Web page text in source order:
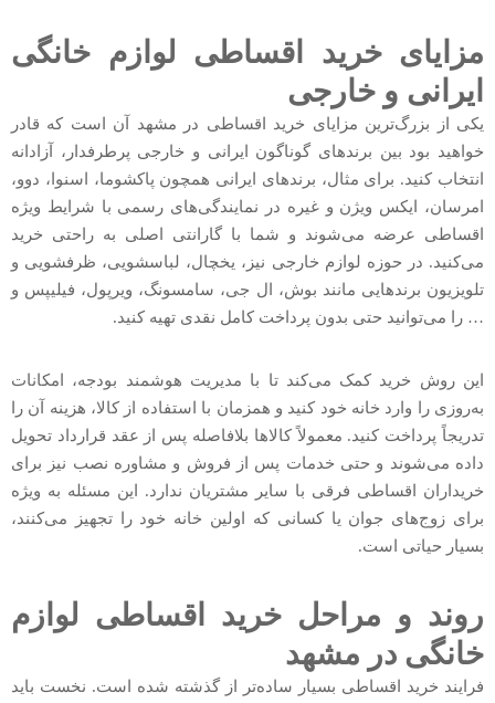
مزایای خرید اقساطی لوازم خانگی
ایرانی و خارجی
یکی از بزرگ‌ترین مزایای خرید اقساطی در مشهد آن است که قادر
خواهید بود بین برندهای گوناگون ایرانی و خارجی پرطرفدار، آزادانه
انتخاب کنید. برای مثال، برندهای ایرانی همچون پاکشوما، اسنوا، دوو،
امرسان، ایکس ویژن و غیره در نمایندگی‌های رسمی با شرایط ویژه
اقساطی عرضه می‌شوند و شما با گارانتی اصلی به راحتی خرید
می‌کنید. در حوزه لوازم خارجی نیز، یخچال، لباسشویی، ظرفشویی و
تلویزیون برندهایی مانند بوش، ال جی، سامسونگ، ویرپول، فیلیپس و
… را می‌توانید حتی بدون پرداخت کامل نقدی تهیه کنید.
این روش خرید کمک می‌کند تا با مدیریت هوشمند بودجه، امکانات
به‌روزی را وارد خانه خود کنید و همزمان با استفاده از کالا، هزینه آن را
تدریجاً پرداخت کنید. معمولاً کالاها بلافاصله پس از عقد قرارداد تحویل
داده می‌شوند و حتی خدمات پس از فروش و مشاوره نصب نیز برای
خریداران اقساطی فرقی با سایر مشتریان ندارد. این مسئله به ویژه
برای زوج‌های جوان یا کسانی که اولین خانه خود را تجهیز می‌کنند،
بسیار حیاتی است.
روند و مراحل خرید اقساطی لوازم
خانگی در مشهد
فرایند خرید اقساطی بسیار ساده‌تر از گذشته شده است. نخست باید